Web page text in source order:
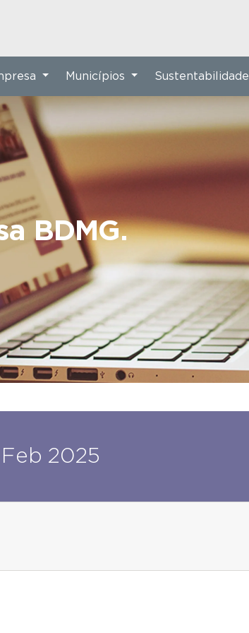
BDMG.
Municípios Sustentabilidade
Feb 2025